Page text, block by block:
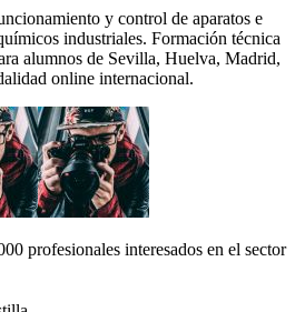
y control de aparatos e
industriales. Formación técnica
alumnos de Sevilla, Huelva, Madrid,
online internacional.
profesionales interesados en el sector